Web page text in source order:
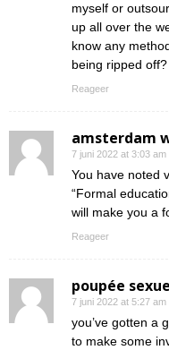
myself or
up all over the
know any
being ripped off?
Reageer
amsterdam
7 juni 2022 at 3:03 am
You have noted
“Formal
will make you a
Reageer
poupée
7 juni 2022 at 5:27 am
you’ve gotten a
to make some